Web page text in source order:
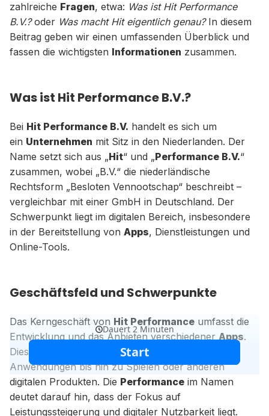
zahlreiche Fragen, etwa: Was ist Hit Performance
B.V.?oder Was macht Hit eigentlich genau?In diesem
Beitrag geben wir einen umfassenden Überblick und
fassen die wichtigsten Informationen zusammen.
Was ist Hit Performance B.V.?
Bei Hit Performance B.V. handelt es sich um
ein Unternehmen mit Sitz in den Niederlanden. Der
Name setzt sich aus „Hit“ und „Performance B.V.“
zusammen, wobei „B.V.“ die niederländische
Rechtsform „Besloten Vennootschap“ beschreibt –
vergleichbar mit einer GmbH in Deutschland. Der
Schwerpunkt liegt im digitalen Bereich, insbesondere
in der Bereitstellung von Apps, Dienstleistungen und
Online-Tools.
Geschäftsfeld und Schwerpunkte
Das Kerngeschäft von Hit Performance umfasst die
Entwicklung und das Anbieten verschiedener Apps.
Diese reichen von Fitness- und Lifestyle-
Anwendungen bis hin zu Spielen oder anderen
digitalen Produkten. Die Performance im Namen
deutet darauf hin, dass der Fokus auf
Leistungssteigerung und digitaler Nutzbarkeit liegt.